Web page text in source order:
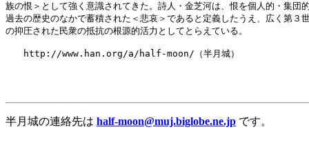
族の恨＞として強く意識されてきた。詩人・金芝河は、恨を個人的・集団
過去の歴史のなかで蓄積された＜悲哀＞であると定義したうえ、広く第３
の抑圧された民衆の抵抗の根源的活力としてとらえている。
http://www.han.org/a/half-moon/（半月城）
半月城の連絡先は half-moon@muj.biglobe.ne.jp です。